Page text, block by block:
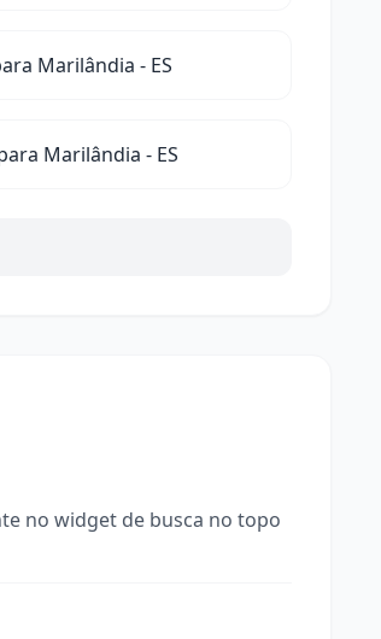
Marilândia - ES
Marilândia - ES
no widget de busca no topo